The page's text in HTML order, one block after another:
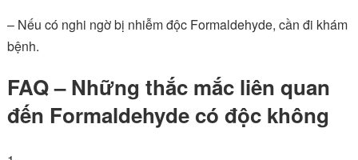
– Nếu có nghi ngờ bị nhiễm độc Formaldehyde, cần đi khám
bệnh.
FAQ – Những thắc mắc liên quan
đến Formaldehyde có độc không